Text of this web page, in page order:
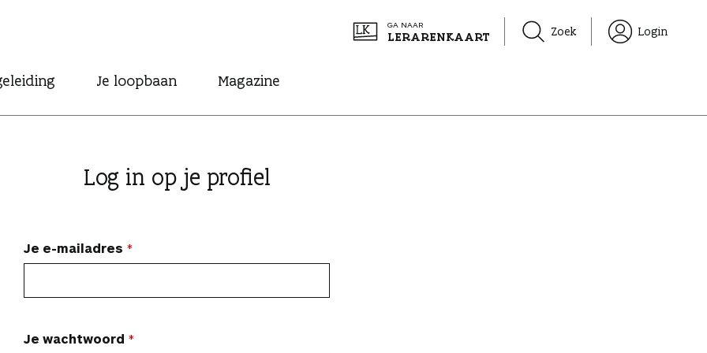
GA NAAR
LERARENKAART Zoek Login
Je loopbaan Magazine
Log in op je profiel
Je e-mailadres
Je wachtwoord